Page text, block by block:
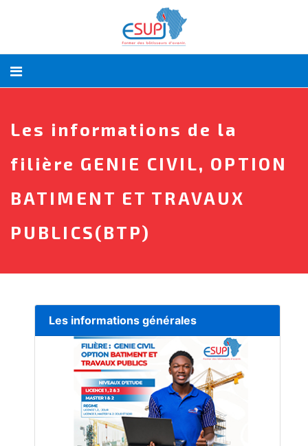
Les informations de la
filière GENIE CIVIL, OPTION
BATIMENT ET TRAVAUX
PUBLICS(BTP)
Les informations générales